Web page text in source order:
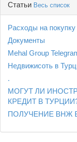
Статьи Весь список
Расходы на
Документы
Mehal Group
Недвижисоть в
.
МОГУТ ЛИ
КРЕДИТ В
ПОЛУЧЕНИЕ ВНЖ